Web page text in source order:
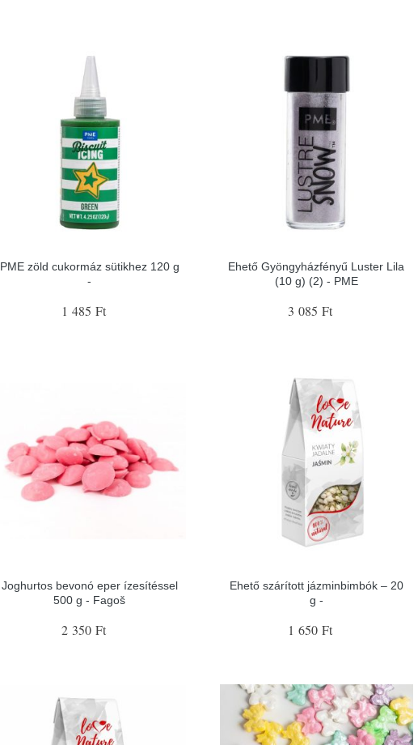
PME zöld cukormáz sütikhez 120 g
-
1 485 Ft
Ehető Gyöngyházfényű Luster Lila
(10 g) (2) - PME
3 085 Ft
Joghurtos bevonó eper ízesítéssel
500 g - Fagoš
2 350 Ft
Ehető szárított jázminbimbók – 20
g -
1 650 Ft